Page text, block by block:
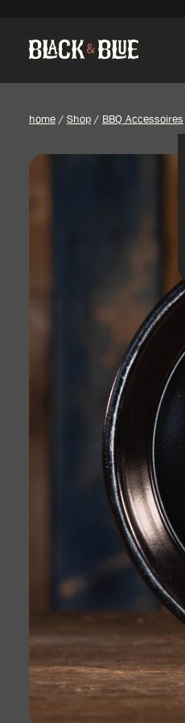
home / Shop / BBQ Accessoires